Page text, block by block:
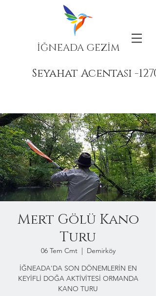
İĞNEADA GEZİM
Seyahat Acentası -
Mert Gölü Kano
Turu
06 Tem Cmt
  |
Demirköy
İĞNEADA'DA SON DÖNEMLERİN EN
KEYİFLİ DOĞA AKTİVİTESİ ORMANDA
KANO TURU